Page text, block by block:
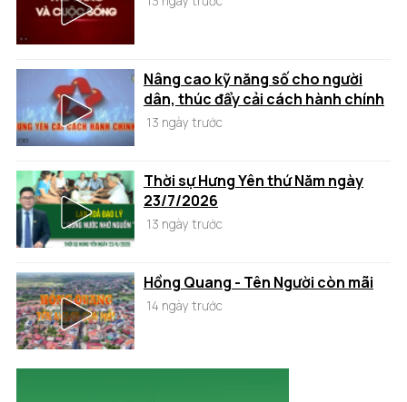
Nâng cao kỹ năng số cho người
dân, thúc đẩy cải cách hành chính
13 ngày trước
Thời sự Hưng Yên thứ Năm ngày
23/7/2026
13 ngày trước
Hồng Quang - Tên Người còn mãi
14 ngày trước